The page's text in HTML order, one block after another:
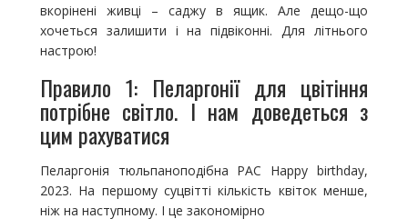
вкорінені живці – саджу в ящик. Але дещо-що
хочеться залишити і на підвіконні. Для літнього
настрою!
Правило 1: Пеларгонії для цвітіння
потрібне світло. І нам доведеться з
цим рахуватися
Пеларгонія тюльпаноподібна PAC Happy birthday,
2023. На першому суцвітті кількість квіток менше,
ніж на наступному. І це закономірно